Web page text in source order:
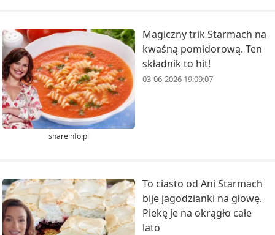
shareinfo.pl
Magiczny trik Starmach na
kwaśną pomidorową. Ten
składnik to hit!
03-06-2026 19:09:07
To ciasto od Ani Starmach
bije jagodzianki na głowę.
Piekę je na okrągło całe
lato